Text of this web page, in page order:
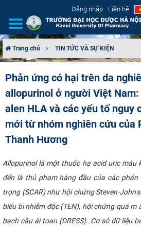
Đăng nhập Liên hệ
CƠ CẤU TỔ CHỨC
TUYỂN SINH
ĐÀO TẠO
ĐẢM BẢO CHẤT LƯỢNG
KHOA HỌC CÔNG NGHỆ
HTQT
Trang chủ TIN TỨC VÀ SỰ KIỆN
Phản ứng có hại trên da
allopurinol ở người Việt
alen HLA và các yếu tố nguy
mới từ nhóm nghiên cứu của
Thanh Hương
Allopurinol là một thuốc hạ acid uric máu
đến là thủ phạm hàng đầu của các
trọng (SCAR) như hội chứng Steven-
biểu bì nhiễm độc (TEN), hội chứng quá
bạch cầu ái toan (DRESS)…Cơ sở dữ liệu